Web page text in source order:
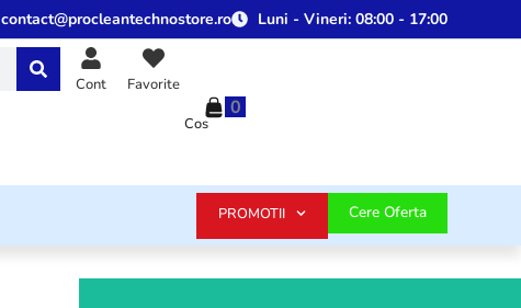
contact@procleantechnostore.ro Luni - Vineri:08:00 - 17:00
Cont Favorite
0
Cos
Cere Oferta
PROMOTII